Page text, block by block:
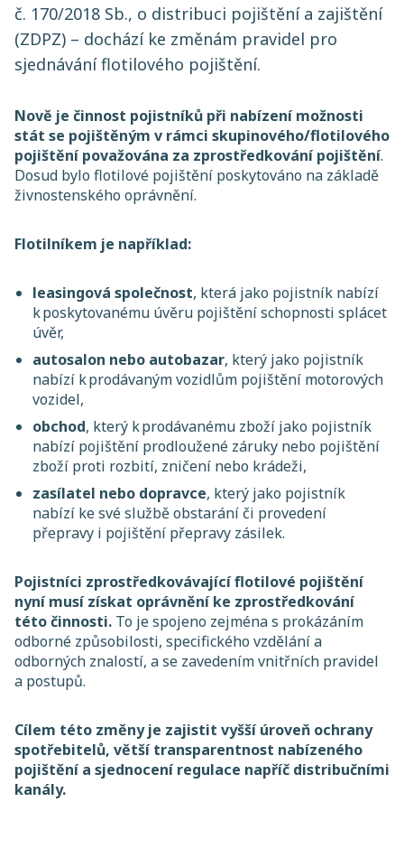
č. 170/2018 Sb., o distribuci pojištění a zajištění
(ZDPZ) – dochází ke změnám pravidel pro
sjednávání flotilového pojištění.
Nově je činnost pojistníků při nabízení možnosti
stát se pojištěným v rámci skupinového/flotilového
pojištění považována za zprostředkování pojištění.
Dosud bylo flotilové pojištění poskytováno na základě
živnostenského oprávnění.
Flotilníkem je například:
leasingová společnost, která jako pojistník nabízí
k poskytovanému úvěru pojištění schopnosti splácet
úvěr,
autosalon nebo autobazar, který jako pojistník
nabízí k prodávaným vozidlům pojištění motorových
vozidel,
obchod, který k prodávanému zboží jako pojistník
nabízí pojištění prodloužené záruky nebo pojištění
zboží proti rozbití, zničení nebo krádeži,
zasílatel nebo dopravce, který jako pojistník
nabízí ke své službě obstarání či provedení
přepravy i pojištění přepravy zásilek.
Pojistníci zprostředkovávající flotilové pojištění
nyní musí získat oprávnění ke zprostředkování
této činnosti. To je spojeno zejména s prokázáním
odborné způsobilosti, specifického vzdělání a
odborných znalostí, a se zavedením vnitřních pravidel
a postupů.
Cílem této změny je zajistit vyšší úroveň ochrany
spotřebitelů, větší transparentnost nabízeného
pojištění a sjednocení regulace napříč distribučními
kanály.